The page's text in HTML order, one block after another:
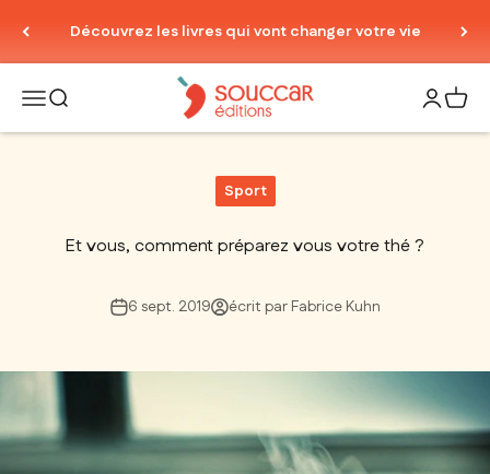
Découvrez les livres qui vont changer votre vie
Ouvrir la navigation
Ouvrir la rechercheThierry Souccar Editions Ouvrir
Voir
Sport
Et vous, comment préparez vous votre thé ?
6 sept. 2019 écrit par Fabrice Kuhn